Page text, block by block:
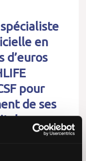
en
d’euros
pour
de ses